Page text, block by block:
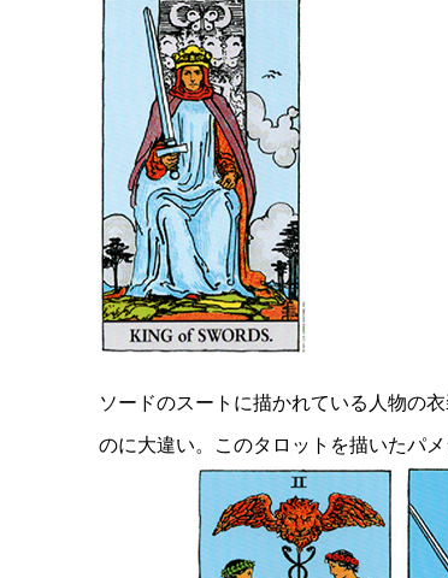
ソードのスートに描かれている人物の
のに大違い。このタロットを描いたパ